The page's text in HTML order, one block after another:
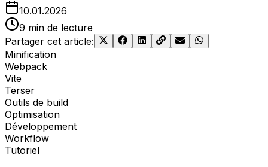
10.01.2026
9 min de lecture
Partager cet article:
Minification
Webpack
Vite
Terser
Outils de build
Optimisation
Développement
Workflow
Tutoriel